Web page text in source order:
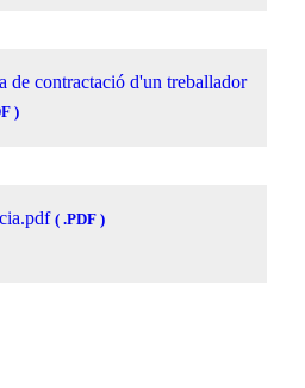
de contractació d'un treballador
)
( .PDF )